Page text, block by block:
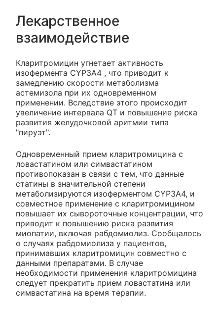
Лекарственное
взаимодействие
Кларитромицин угнетает активность
изофермента CYP3A4 , что приводит к
замедлению скорости метаболизма
астемизола при их одновременном
применении. Вследствие этого происходит
увеличение интервала QT и повышение риска
развития желудочковой аритмии типа
"пируэт".
Одновременный прием кларитромицина с
ловастатином или симвастатином
противопоказан в связи с тем, что данные
статины в значительной степени
метаболизируются изоферментом CYP3A4, и
совместное применение с кларитромицином
повышает их сывороточные концентрации, что
приводит к повышению риска развития
миопатии, включая рабдомиолиз. Сообщалось
о случаях рабдомиолиза у пациентов,
принимавших кларитромицин совместно с
данными препаратами. В случае
необходимости применения кларитромицина
следует прекратить прием ловастатина или
симвастатина на время терапии.